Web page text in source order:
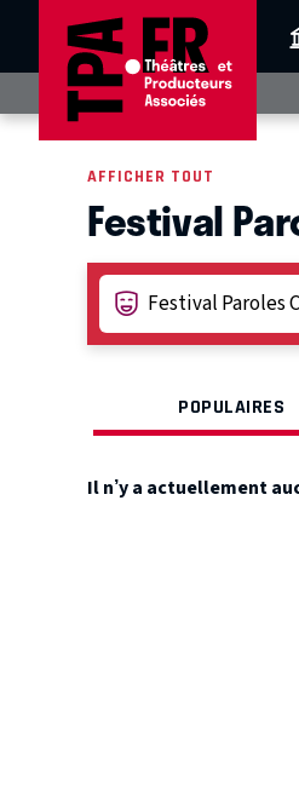
AFFICHER TOUT
Festival
POPULAIRES
Il n’y a actuellement